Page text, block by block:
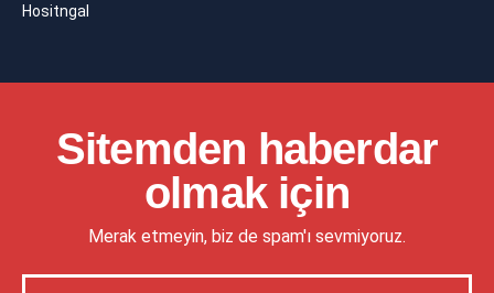
Hositngal
Sitemden haberdar
olmak için
Merak etmeyin, biz de spam'ı sevmiyoruz.